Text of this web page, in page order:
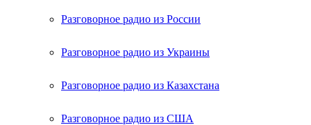
Разговорное радио из России
Разговорное радио из Украины
Разговорное радио из Казахстана
Разговорное радио из США